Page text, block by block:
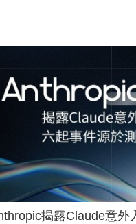
揭露Claude意外